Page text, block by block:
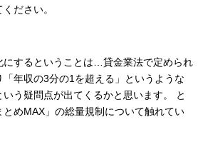
ださい。
にするということは…貸金業法で定められ
年収の3分の1を超える」というような
う疑問点が出てくるかと思います。 と
めMAX」の総量規制について触れてい